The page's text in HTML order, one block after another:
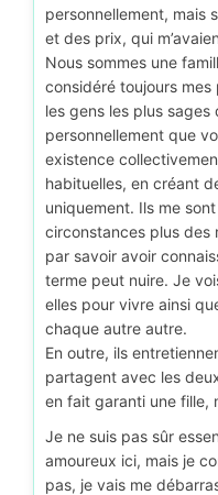
personnellement, mais
et des prix, qui
Nous sommes une
considéré toujours
les gens les plus sages
personnellement que
existence
habituelles, en créant
uniquement. Ils me
circonstances plus des
par savoir avoir
terme peut nuire. Je
elles pour vivre ainsi
chaque autre autre.
En outre, ils
partagent avec les
en fait garanti une fille,
Je ne suis pas sûr
amoureux ici, mais je
pas, je vais me